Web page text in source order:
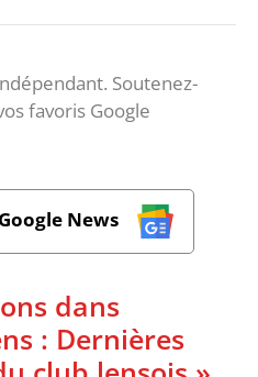
Soutenez-
favoris Google
News
dans
: Dernières